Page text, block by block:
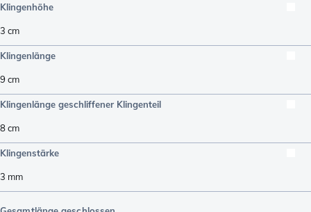
Klingenhöhe
3 cm
Klingenlänge
9 cm
Klingenlänge geschliffener Klingenteil
8cm
Klingenstärke
3 mm